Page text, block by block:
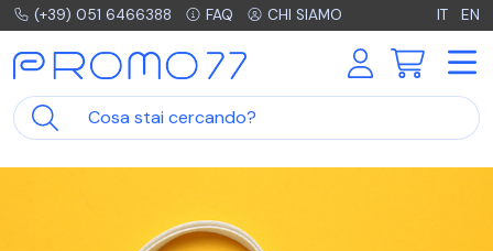
(+39) 051 6466388 FAQ CHI SIAMO IT EN